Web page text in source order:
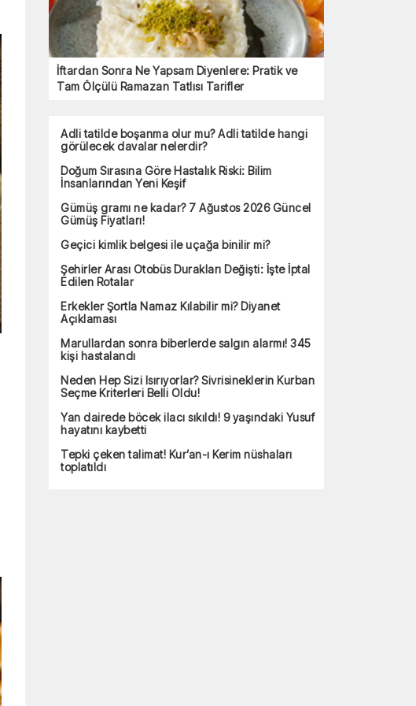
İftardan Sonra Ne Yapsam Diyenlere: Pratik ve
Tam Ölçülü Ramazan Tatlısı Tarifler
Adli tatilde boşanma olur mu? Adli tatilde hangi
görülecek davalar nelerdir?
Doğum Sırasına Göre Hastalık Riski: Bilim
İnsanlarından Yeni Keşif
Gümüş gramı ne kadar? 7 Ağustos 2026 Güncel
Gümüş Fiyatları!
Geçici kimlik belgesi ile uçağa binilir mi?
Şehirler Arası Otobüs Durakları Değişti: İşte İptal
Edilen Rotalar
Erkekler Şortla Namaz Kılabilir mi? Diyanet
Açıklaması
Marullardan sonra biberlerde salgın alarmı! 345
kişi hastalandı
Neden Hep Sizi Isırıyorlar? Sivrisineklerin Kurban
Seçme Kriterleri Belli Oldu!
Yan dairede böcek ilacı sıkıldı! 9 yaşındaki Yusuf
hayatını kaybetti
Tepki çeken talimat! Kur’an-ı Kerim nüshaları
toplatıldı